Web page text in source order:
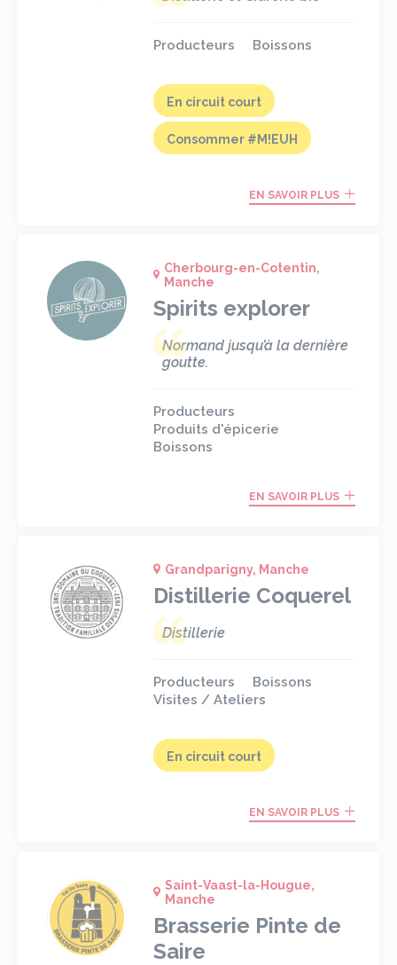
Producteurs Boissons
En circuit court
Consommer #M!EUH
EN SAVOIR PLUS
Cherbourg-en-Cotentin,
Manche
Spirits explorer
Normand jusqu’à la dernière
goutte.
Producteurs
Produits d'épicerie
Boissons
EN SAVOIR PLUS
Grandparigny, Manche
Distillerie Coquerel
Distillerie
Producteurs
Boissons
Visites / Ateliers
En circuit court
EN SAVOIR PLUS
Saint-Vaast-la-Hougue,
Manche
Brasserie Pinte de
Saire